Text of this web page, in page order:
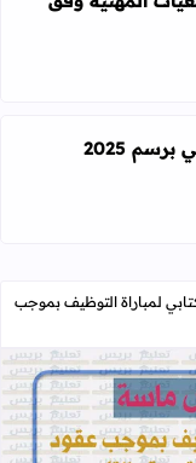
في علوم التربية
2025
2025
لمباراة التوظيف بموجب